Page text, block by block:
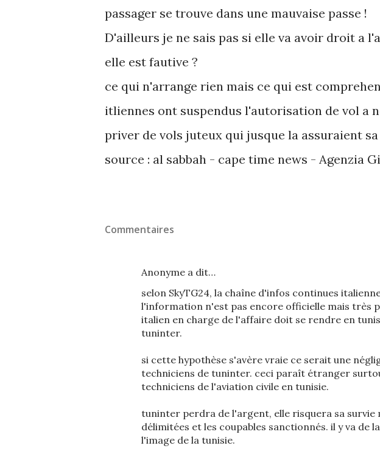
passager se trouve dans une mauvaise passe !
D'ailleurs je ne sais pas si elle va avoir droit a
elle est fautive ?
ce qui n'arrange rien mais ce qui est
itliennes ont suspendus l'autorisation de vol a
priver de vols juteux qui jusque la assuraient
source : al sabbah - cape time news - Agenzia
Commentaires
Anonyme a dit…
selon SkyTG24, la chaîne d'infos continues
l'information n'est pas encore officielle mais très
italien en charge de l'affaire doit se rendre en
tuninter.
si cette hypothèse s'avère vraie ce serait une
techniciens de tuninter. ceci paraît étranger
techniciens de l'aviation civile en tunisie.
tuninter perdra de l'argent, elle risquera sa survie
délimitées et les coupables sanctionnés. il y va de
l'image de la tunisie.